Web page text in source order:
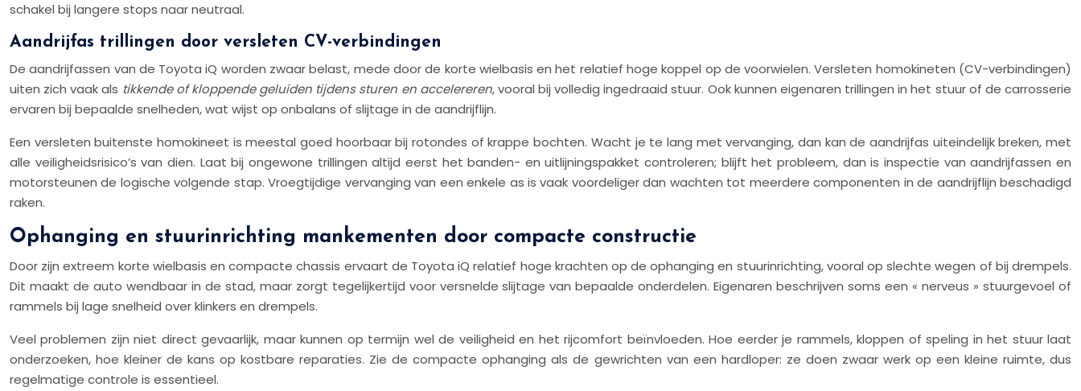
schakel bij langere stops naar neutraal.
Aandrijfas trillingen door versleten CV-verbindingen
De aandrijfassen van de Toyota iQ worden zwaar belast, mede door de korte wielbasis en het relatief hoge koppel op de voorwielen. Versleten homokineten (CV-verbindingen)
uiten zich vaak als tikkende of kloppende geluiden tijdens sturen en accelereren, vooral bij volledig ingedraaid stuur. Ook kunnen eigenaren trillingen in het stuur of de carrosserie
ervaren bij bepaalde snelheden, wat wijst op onbalans of slijtage in de aandrijflijn.
Een versleten buitenste homokineet is meestal goed hoorbaar bij rotondes of krappe bochten. Wacht je te lang met vervanging, dan kan de aandrijfas uiteindelijk breken, met
alle veiligheidsrisico’s van dien. Laat bij ongewone trillingen altijd eerst het banden- en uitlijningspakket controleren; blijft het probleem, dan is inspectie van aandrijfassen en
motorsteunen de logische volgende stap. Vroegtijdige vervanging van een enkele as is vaak voordeliger dan wachten tot meerdere componenten in de aandrijflijn beschadigd
raken.
Ophanging en stuurinrichting mankementen door compacte constructie
Door zijn extreem korte wielbasis en compacte chassis ervaart de Toyota iQ relatief hoge krachten op de ophanging en stuurinrichting, vooral op slechte wegen of bij drempels.
Dit maakt de auto wendbaar in de stad, maar zorgt tegelijkertijd voor versnelde slijtage van bepaalde onderdelen. Eigenaren beschrijven soms een « nerveus » stuurgevoel of
rammels bij lage snelheid over klinkers en drempels.
Veel problemen zijn niet direct gevaarlijk, maar kunnen op termijn wel de veiligheid en het rijcomfort beïnvloeden. Hoe eerder je rammels, kloppen of speling in het stuur laat
onderzoeken, hoe kleiner de kans op kostbare reparaties. Zie de compacte ophanging als de gewrichten van een hardloper: ze doen zwaar werk op een kleine ruimte, dus
regelmatige controle is essentieel.